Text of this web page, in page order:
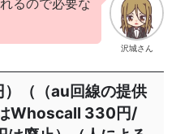
沢城さん
るので必要な
（（au回線の提供
Whoscall 330円/